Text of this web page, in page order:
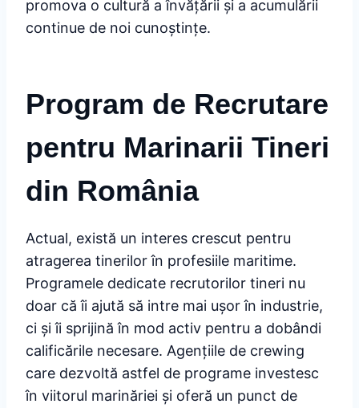
promova o cultură a învățării și a acumulării
continue de noi cunoștințe.
Program de Recrutare
pentru Marinarii Tineri
din România
Actual, există un interes crescut pentru
atragerea tinerilor în profesiile maritime.
Programele dedicate recrutorilor tineri nu
doar că îi ajută să intre mai ușor în industrie,
ci și îi sprijină în mod activ pentru a dobândi
calificările necesare. Agențiile de crewing
care dezvoltă astfel de programe investesc
în viitorul marinăriei și oferă un punct de